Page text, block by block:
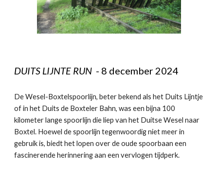
DUITS LIJNTE RUN - 8 december 2024
De Wesel-Boxtelspoorlijn, beter bekend als het Duits Lijntje
of in het Duits de Boxteler Bahn, was een bijna 100
kilometer lange spoorlijn die liep van het Duitse Wesel naar
Boxtel. Hoewel de spoorlijn tegenwoordig niet meer in
gebruik is, biedt het lopen over de oude spoorbaan een
fascinerende herinnering aan een vervlogen tijdperk.